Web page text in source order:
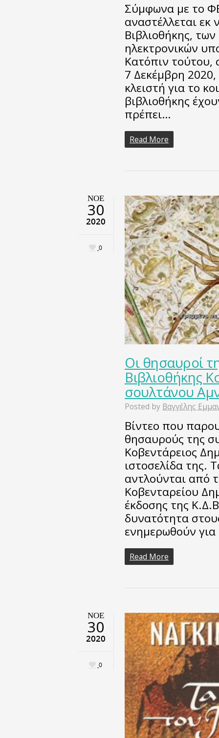
Σύμφωνα με το
αναστέλλεται εκ
Βιβλιοθήκης,
ηλεκτρονικών
Κατόπιν τούτου,
7 Δεκέμβρη 2020,
κλειστή για το
βιβλιοθήκης
πρέπει…
Read More
ΝΟΈ
30
2020
0
Οι θησαυροί
Βιβλιοθήκης
σουλτάνου
Posted by Βαγγέλης
Βίντεο που
θησαυρούς της
Κοβεντάρειος
ιστοσελίδα της.
αντλούνται από
Κοβενταρείου
έκδοσης της
δυνατότητα
ενημερωθούν
Read More
ΝΟΈ
30
2020
0